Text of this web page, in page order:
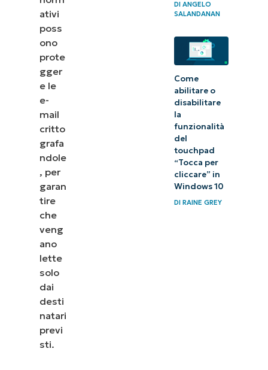
ativi
poss
ono
prote
gger
e le
e-
mail
critto
grafa
ndole
, per
garan
tire
che
veng
ano
lette
solo
dai
desti
natari
previ
sti.
DIANGELO
SALANDANAN
Come
abilitare o
disabilitare
la
funzionalità
del
touchpad
“Tocca per
cliccare” in
Windows 10
DIRAINE GREY